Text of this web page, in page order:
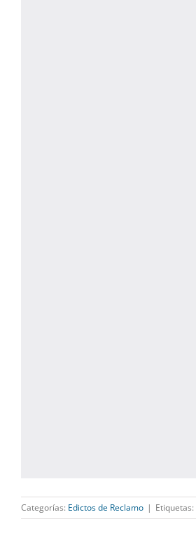
Categorías: Edictos de Reclamo | Etiquetas: